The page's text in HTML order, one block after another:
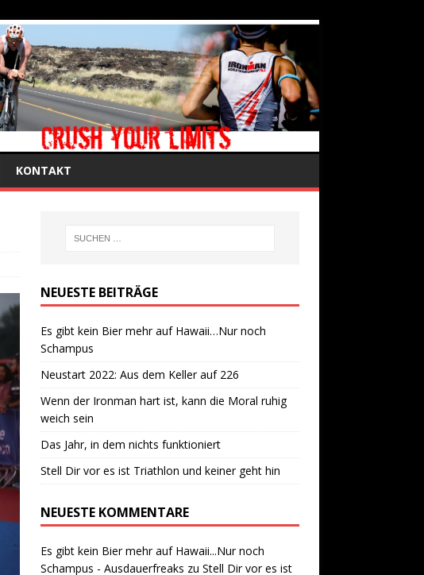
KONTAKT
NEUESTE BEITRÄGE
Es gibt kein Bier mehr auf Hawaii…Nur noch
Schampus
Neustart 2022: Aus dem Keller auf 226
Wenn der Ironman hart ist, kann die Moral ruhig
weich sein
Das Jahr, in dem nichts funktioniert
Stell Dir vor es ist Triathlon und keiner geht hin
NEUESTE KOMMENTARE
Es gibt kein Bier mehr auf Hawaii...Nur noch
Schampus - Ausdauerfreaks zu Stell Dir vor es ist